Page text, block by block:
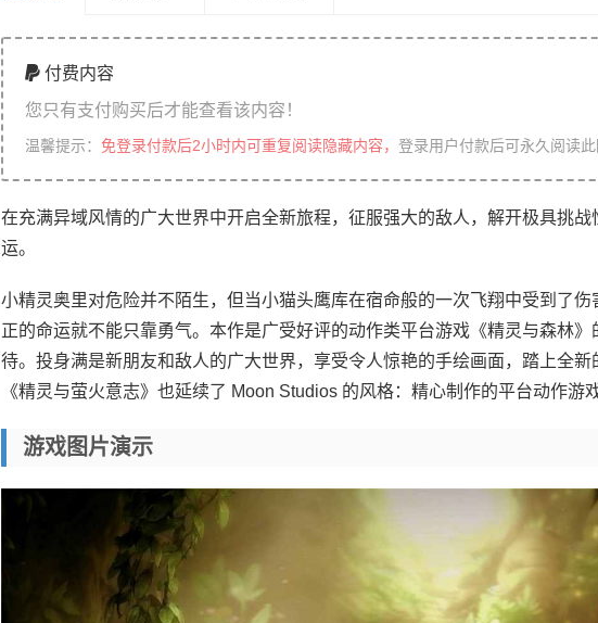
付费内容
您只有支付购买后才能查看该内容！
温馨提示： 免登录付款后2小时内可重复阅读隐藏内容， 登录用户付款后可永久阅读此
在充满异域风情的广大世界中开启全新旅程，征服强大的敌人，解开极具挑
运。
小精灵奥里对危险并不陌生，但当小猫头鹰库在宿命般的一次飞翔中受到了
正的命运就不能只靠勇气。本作是广受好评的动作类平台游戏《精灵与森林
待。投身满是新朋友和敌人的广大世界，享受令人惊艳的手绘画面，踏上全新
《精灵与萤火意志》也延续了 Moon Studios 的风格：精心制作的平台动作游
游戏图片演示